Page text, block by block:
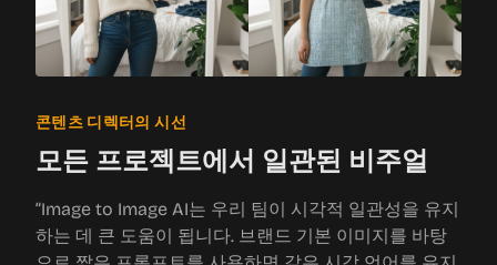
콘텐츠 디렉터의 시선
모든 프로젝트에서 일관된 비주얼
“Image to Image AI는 우리 팀이 시각적 일관성을 유지
하는 데 큰 도움이 됩니다. 브랜드 기본 이미지를 바탕